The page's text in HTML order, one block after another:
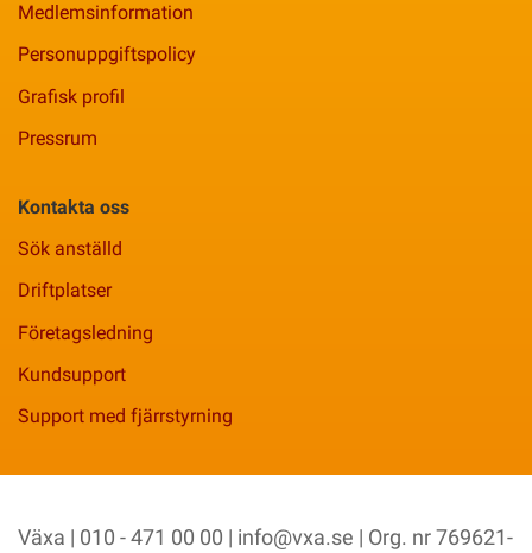
Medlemsinformation
Personuppgiftspolicy
Grafisk profil
Pressrum
Kontakta oss
Sök anställd
Driftplatser
Företagsledning
Kundsupport
Support med fjärrstyrning
Växa | 010 - 471 00 00 | info@vxa.se | Org. nr 769621-